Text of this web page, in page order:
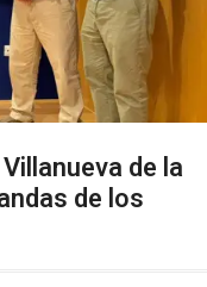
de la
de los